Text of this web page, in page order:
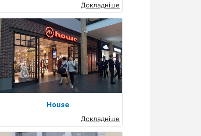
Докладніше
House
Докладніше